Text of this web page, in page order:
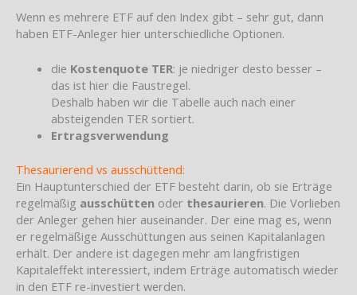
Wenn es mehrere ETF auf den Index gibt – sehr gut, dann
haben ETF-Anleger hier unterschiedliche Optionen.
die Kostenquote TER: je niedriger desto besser –
das ist hier die Faustregel.
Deshalb haben wir die Tabelle auch nach einer
absteigenden TER sortiert.
Ertragsverwendung
Thesaurierend vs ausschüttend:
Ein Hauptunterschied der ETF besteht darin, ob sie Erträge
regelmäßig ausschütten oder thesaurieren. Die Vorlieben
der Anleger gehen hier auseinander. Der eine mag es, wenn
er regelmäßige Ausschüttungen aus seinen Kapitalanlagen
erhält. Der andere ist dagegen mehr am langfristigen
Kapitaleffekt interessiert, indem Erträge automatisch wieder
in den ETF re-investiert werden.